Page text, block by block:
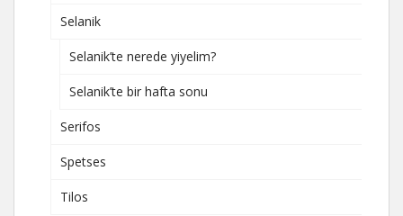
Selanik
Selanik’te nerede yiyelim?
Selanik’te bir hafta sonu
Serifos
Spetses
Tilos